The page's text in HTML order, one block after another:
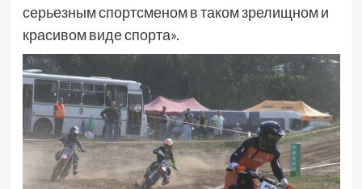
серьезным спортсменом в таком зрелищном и
красивом виде спорта».